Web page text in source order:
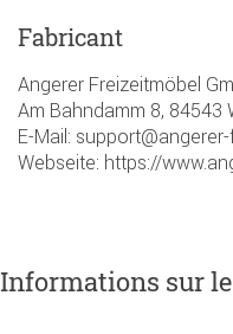
Fabricant
Angerer Freizeitmöbel
Am Bahndamm 8, 84543
E-Mail:
Webseite: https://
Informations sur